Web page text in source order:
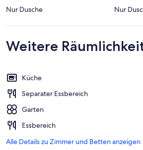
Nur Dusche Nur
Weitere
Küche
Separater Essbereich
Garten
Essbereich
Alle Details zu Zimmer und Betten anzeigen